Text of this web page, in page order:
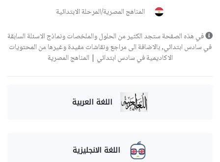
المناهج المصرية/المرحلة الابتدائية
في هذه الصفحة ستجد الكثير من الحلول والملخصات ونماذج الاسئلة السابقة
في سادس ابتدائي, بالاضافة الى مراجع ونقاشات مفيدة وغيرها من المحتويات
الاكاديمية في سادس ابتدائي | المناهج المصرية
اللغة العربية
اللغة الانجليزية